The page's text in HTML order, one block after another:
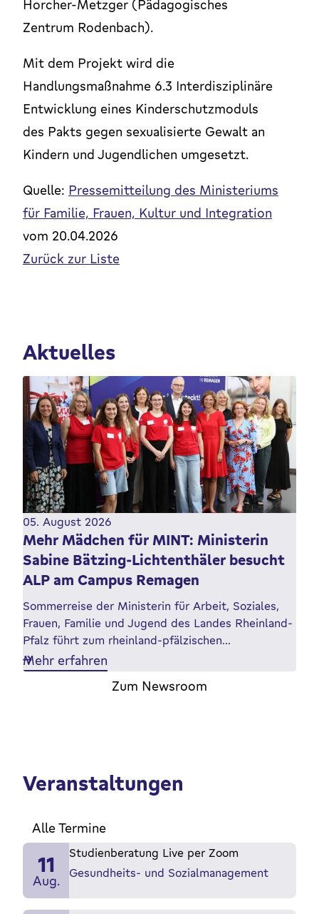
Horcher-Metzger (Pädagogisches
Zentrum Rodenbach).
Mit dem Projekt wird die
Handlungsmaßnahme 6.3 Interdisziplinäre
Entwicklung eines Kinderschutzmoduls
des Pakts gegen sexualisierte Gewalt an
Kindern und Jugendlichen umgesetzt.
Quelle: Pressemitteilung des Ministeriums
für Familie, Frauen, Kultur und Integration
vom 20.04.2026
Zurück zur Liste
Aktuelles
05. August 2026
Mehr Mädchen für MINT: Ministerin
Sabine Bätzing-Lichtenthäler besucht
ALP am Campus Remagen
Sommerreise der Ministerin für Arbeit, Soziales,
Frauen, Familie und Jugend des Landes Rheinland-
Pfalz führt zum rheinland-pfälzischen…
Mehr erfahren
Zum Newsroom
Veranstaltungen
Alle Termine
11
Aug.
Studienberatung Live per Zoom
Gesundheits- und Sozialmanagement